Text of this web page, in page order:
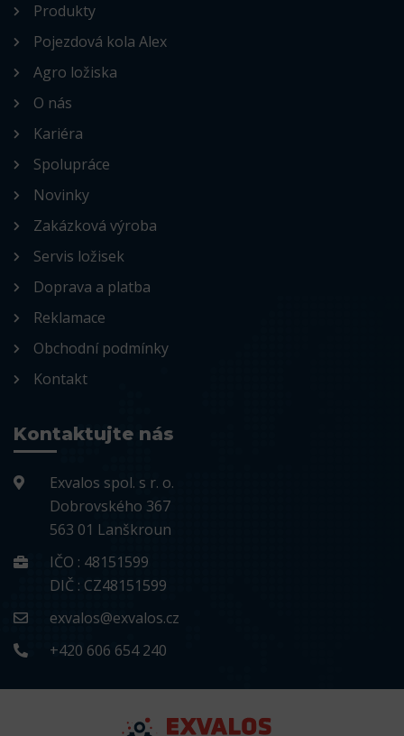
Produkty
Pojezdová kola Alex
Agro ložiska
O nás
Kariéra
Spolupráce
Novinky
Zakázková výroba
Servis ložisek
Doprava a platba
Reklamace
Obchodní podmínky
Kontakt
Kontaktujte nás
Exvalos spol. s r. o.
Dobrovského 367
563 01 Lanškroun
IČO : 48151599
DIČ : CZ48151599
exvalos@exvalos.cz
+420 606 654 240